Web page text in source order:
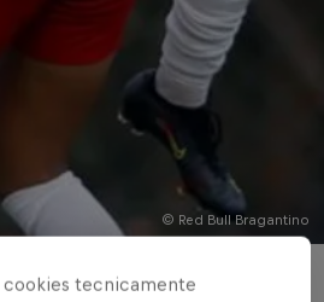
© Red Bull Bragantino
tecnicamente